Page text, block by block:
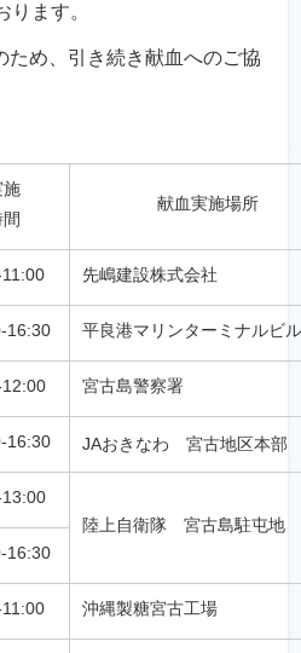
ります。
ため、引き続き献血へのご協
施
献血実施場所
先嶋建設株式会社
16:30 平良港マリンターミナルビル
宮古島警察署
16:30 JAおきなわ 宮古地区本部
陸上自衛隊 宮古島駐屯地
16:30
沖縄製糖宮古工場